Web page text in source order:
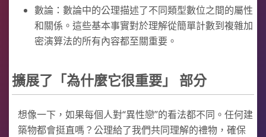
數論：數論中的公理描述了不同類型數位之間的屬性
和關係。這些基本事實對於理解從簡單計數到複雜加
密演算法的所有內容都至關重要。
擴展了「為什麼它很重要」 部分
想像一下，如果每個人對“異性戀”的看法都不同。任何建
築物都會挺直嗎？公理給了我們共同理解的禮物，確保